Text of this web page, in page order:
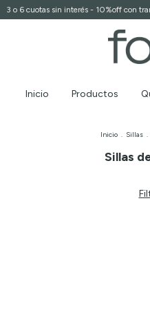
3 o 6 cuotas sin interés - 10%off con
Inicio Productos
Inicio . Sillas .
Sillas